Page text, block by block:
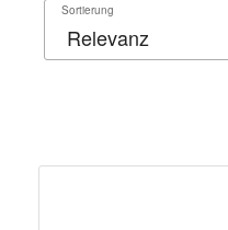
Sortierung